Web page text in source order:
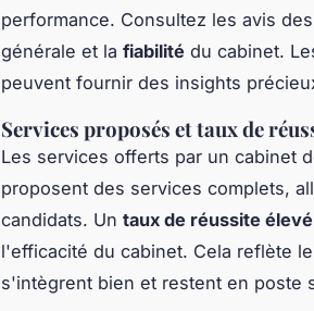
performance. Consultez les avis
générale et la fiabilité du cabinet.
peuvent fournir des insights
Services proposés et taux de
Les services offerts par un cabinet
proposent des services complets,
candidats. Un taux de réussite élevé
l'efficacité du cabinet. Cela reflète
s'intègrent bien et restent en poste